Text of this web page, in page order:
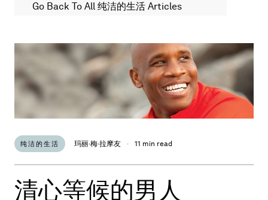
Go Back To All 纯洁的生活 Articles
纯洁的生活 玛丽·梅·拉摩友 · 11 min read
清心等候的男人